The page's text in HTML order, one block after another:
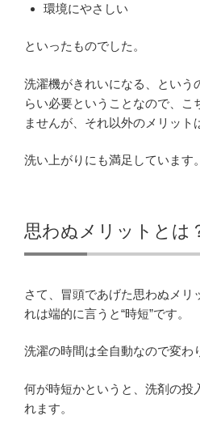
環境にやさしい
といったものでした。
洗濯機がきれいになる、という
らい必要ということなので、こ
ませんが、それ以外のメリット
洗い上がりにも満足しています。
思わぬメリットとは
さて、冒頭であげた思わぬメリ
れは端的に言うと“時短”です。
洗濯の時間は全自動なので変わ
何が時短かというと、洗剤の投
れます。